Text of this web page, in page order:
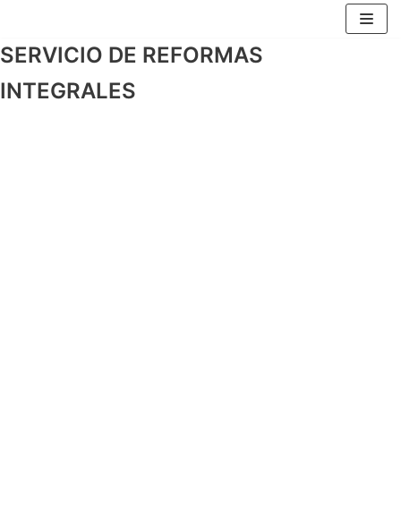
al
contenido
SERVICIO DE REFORMAS
INTEGRALES